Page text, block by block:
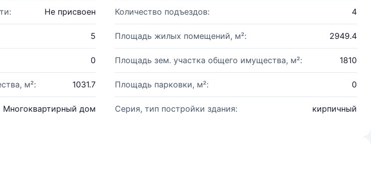
Не присвоен Количество подъездов: 4
5 Площадь жилых помещений, м²: 2949.4
0 Площадь зем. участка общего имущества, м²: 1810
м²: 1031.7 Площадь парковки, м²: 0
Многоквартирный дом Серия, тип постройки здания: кирпичный